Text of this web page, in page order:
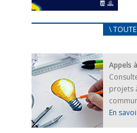
FRANÇAIS/
25 avril 2022
Afin
d’accompagner
au mieux les
réfugiés
ukrainiens arrivés
en France,...
\
Appels
projets
En